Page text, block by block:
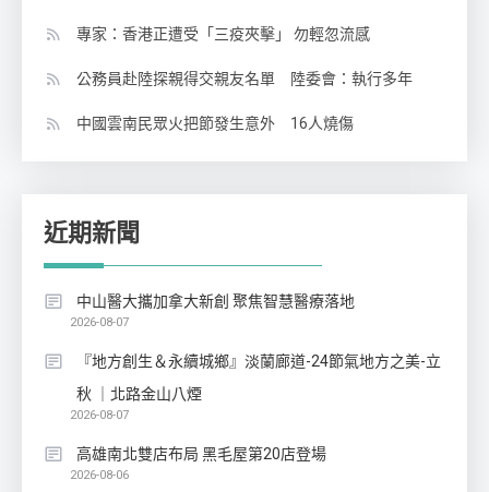
專家：香港正遭受「三疫夾擊」 勿輕忽流感
公務員赴陸探親得交親友名單 陸委會：執行多年
中國雲南民眾火把節發生意外 16人燒傷
近期新聞
中山醫大攜加拿大新創 聚焦智慧醫療落地
2026-08-07
『地方創生＆永續城鄉』淡蘭廊道-24節氣地方之美-立
秋 ｜北路金山八煙
2026-08-07
高雄南北雙店布局 黑毛屋第20店登場
2026-08-06